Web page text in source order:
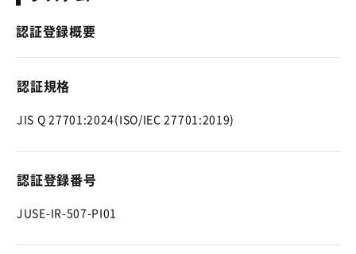
認証登録概要
認証規格
JIS Q 27701:2024(ISO/IEC 27701:2019)
認証登録番号
JUSE-IR-507-PI01